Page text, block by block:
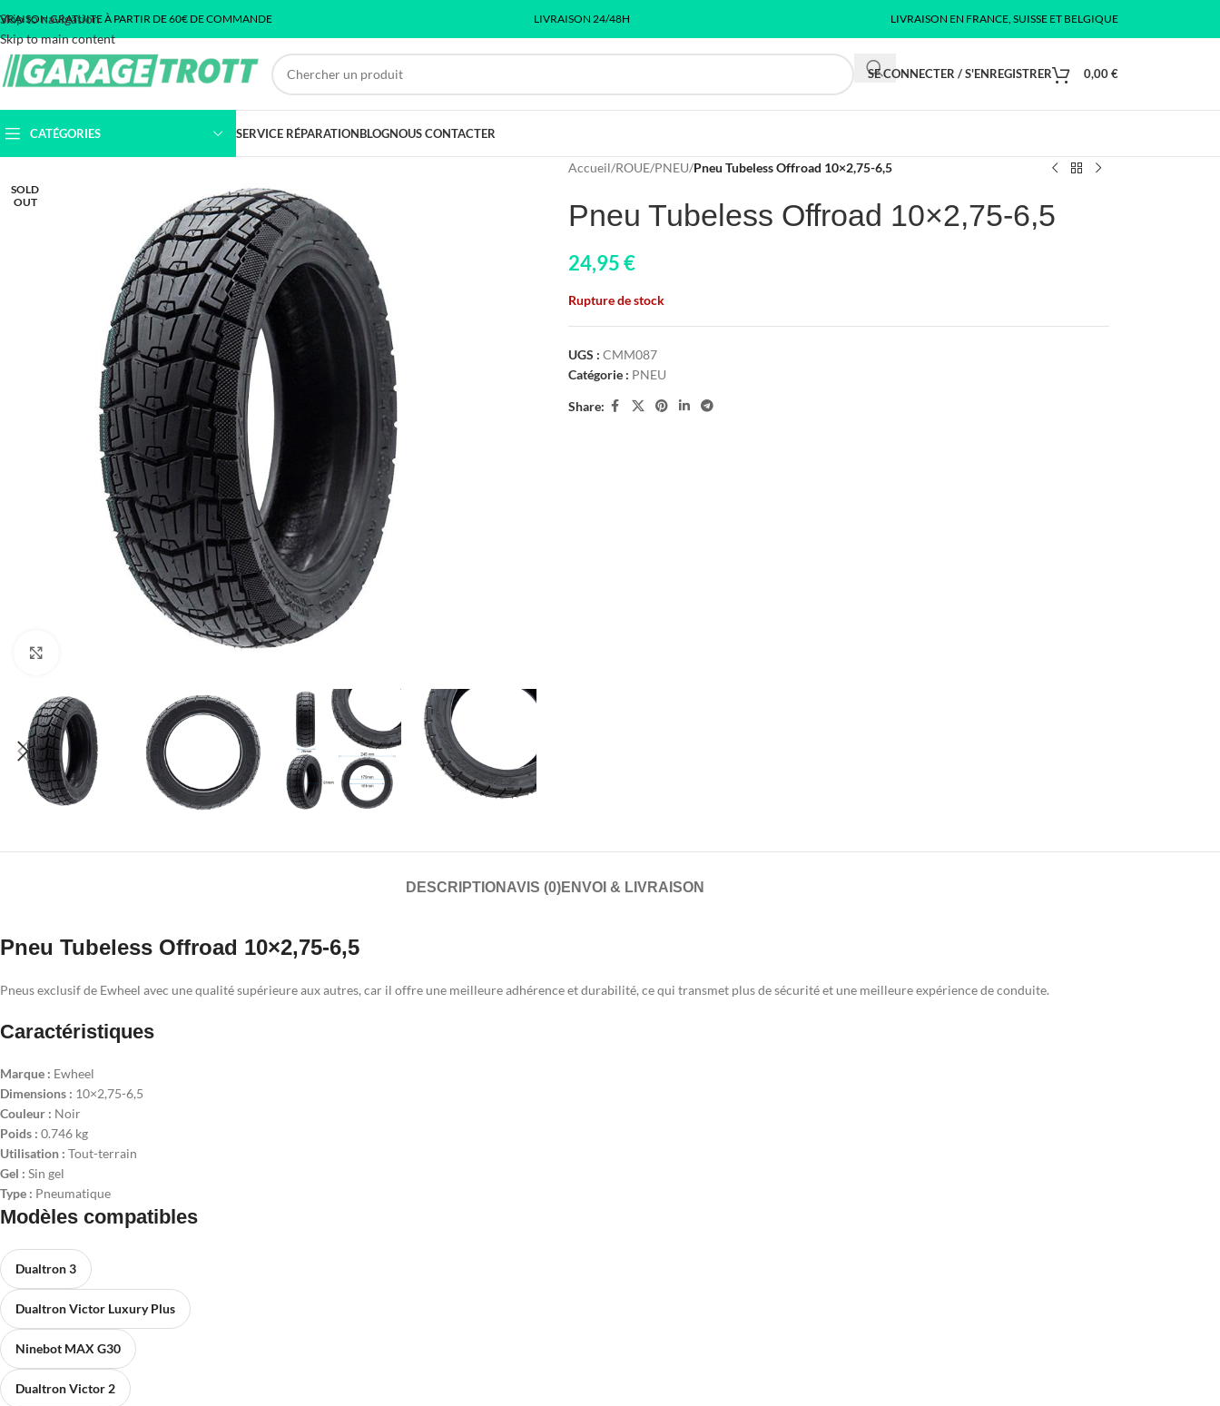
Skip to navigation
Skip to main content
GRATUITE À PARTIR DE 60€ DE COMMANDE LIVRAISON 24/48H LIVRAISON EN FRANCE, SUISSE ET BELGIQUE
SE CONNECTER / S'ENREGISTRER 0,00€
CATÉGORIES SERVICE RÉPARATIONBLOGNOUS CONTACTER
SOLD
OUT
Accueil/ROUE/PNEU/Pneu Tubeless Offroad 10×2,75-6,5
Pneu Tubeless Offroad 10×2,75-6,5
24,95€
Rupture de stock
UGS : CMM087
Catégorie : PNEU
Share:
DESCRIPTION AVIS (0)ENVOI & LIVRAISON
Pneu Tubeless Offroad 10×2,75-6,5
Pneus exclusif de Ewheel avec une qualité supérieure aux autres, car il offre une meilleure adhérence et durabilité, ce qui transmet plus de sécurité et une meilleure expérience de conduite.
Caractéristiques
Marque : Ewheel
Dimensions : 10×2,75-6,5
Couleur : Noir
Poids : 0.746 kg
Utilisation : Tout-terrain
Gel : Sin gel
Type : Pneumatique
Modèles compatibles
Dualtron 3
Dualtron Victor Luxury Plus
Ninebot MAX G30
Dualtron Victor 2